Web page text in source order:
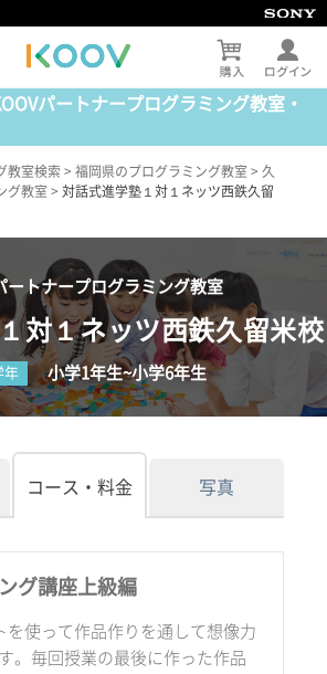
パートナープログラミング教室・
教室検索 > 福岡県のプログラミング教室 > 久
グ教室 > 対話式進学塾１対１ネッツ西鉄久留
ートナープログラミング教室
対１ネッツ西鉄久留米校
年 小学1年生~小学6年生
コース・料金 写真
グ講座上級編
を使って作品作りを通して想像力
。毎回授業の最後に作った作品